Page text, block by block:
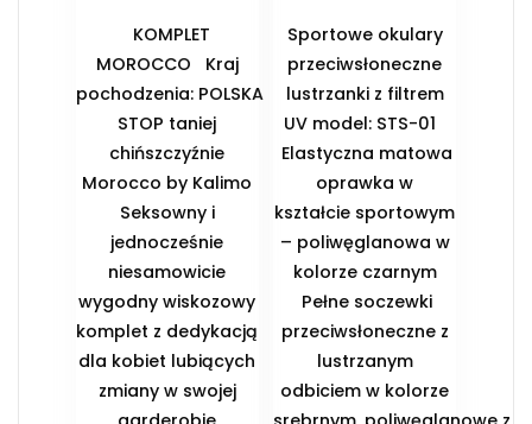
KOMPLET
MOROCCO Kraj
pochodzenia: POLSKA
STOP taniej
chińszczyźnie
Morocco by Kalimo
Seksowny i
jednocześnie
niesamowicie
wygodny wiskozowy
komplet z dedykacją
dla kobiet lubiących
zmiany w swojej
Sportowe okulary
przeciwsłoneczne
lustrzanki z filtrem
UV model: STS-01
Elastyczna matowa
oprawka w
kształcie sportowym
– poliwęglanowa w
kolorze czarnym
Pełne soczewki
przeciwsłoneczne z
lustrzanym
odbiciem w kolorze